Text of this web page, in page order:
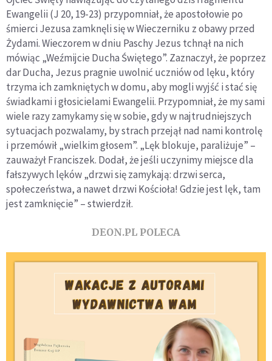
Ewangelii (J 20, 19-23) przypomniał, że apostołowie po
śmierci Jezusa zamknęli się w Wieczerniku z obawy przed
Żydami. Wieczorem w dniu Paschy Jezus tchnął na nich
mówiąc „Weźmijcie Ducha Świętego”. Zaznaczył, że poprzez
dar Ducha, Jezus pragnie uwolnić uczniów od lęku, który
trzyma ich zamkniętych w domu, aby mogli wyjść i stać się
świadkami i głosicielami Ewangelii. Przypomniał, że my sami
wiele razy zamykamy się w sobie, gdy w najtrudniejszych
sytuacjach pozwalamy, by strach przejął nad nami kontrolę
i przemówił „wielkim głosem”. „Lęk blokuje, paraliżuje” –
zauważył Franciszek. Dodał, że jeśli uczynimy miejsce dla
fałszywych lęków „drzwi się zamykają: drzwi serca,
społeczeństwa, a nawet drzwi Kościoła! Gdzie jest lęk, tam
jest zamknięcie” – stwierdził.
DEON.PL POLECA